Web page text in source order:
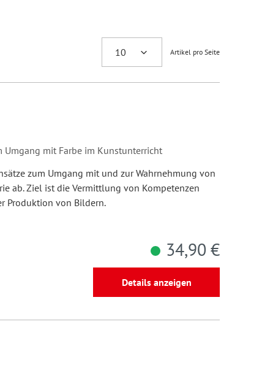
Artikel pro Seite
mit Farbe im Kunstunterricht
zum Umgang mit und zur Wahrnehmung von
ab. Ziel ist die Vermittlung von Kompetenzen
Produktion von Bildern.
34,90 €
Details anzeigen